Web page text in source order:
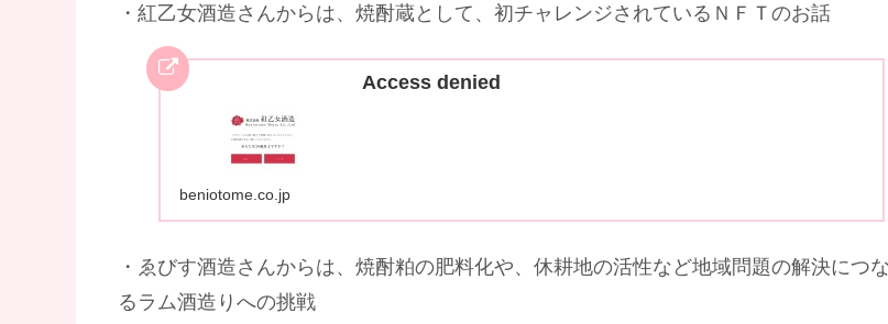
・紅乙女酒造さんからは、焼酎蔵として、初チャレンジされているＮＦＴのお話
Access denied
beniotome.co.jp
・ゑびす酒造さんからは、焼酎粕の肥料化や、休耕地の活性など地域問題の解決につ
るラム酒造りへの挑戦